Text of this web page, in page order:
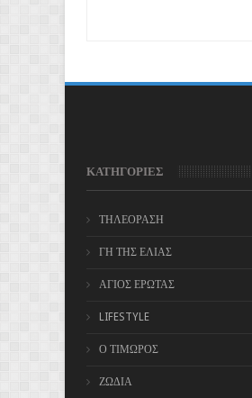
ΚΑΤΗΓΟΡΙΕΣ
ΤΗΛΕΟΡΑΣΗ
ΓΗ ΤΗΣ ΕΛΙΑΣ
ΑΓΙΟΣ ΕΡΩΤΑΣ
LIFESTYLE
Ο ΤΙΜΩΡΟΣ
ΖΩΔΙΑ